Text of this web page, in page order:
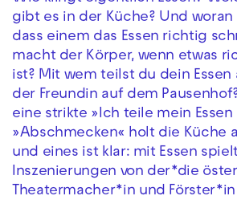
gibt es in der Küche? Und woran
dass einem das Essen richtig
macht der Körper, wenn etwas
ist? Mit wem teilst du dein
der Freundin auf dem
eine strikte »Ich teile mein Essen
»Abschmecken« holt die Küche
und eines ist klar: mit Essen
Inszenierungen von der*die
Theatermacher*in und